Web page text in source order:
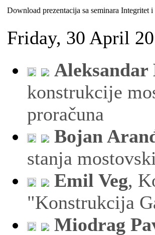
Download prezentacija sa seminara Integritet
Friday, 30 April
Aleksandar
konstrukcije
proračuna
Bojan
stanja
Emil Veg,
"Konstrukcija
Miodrag